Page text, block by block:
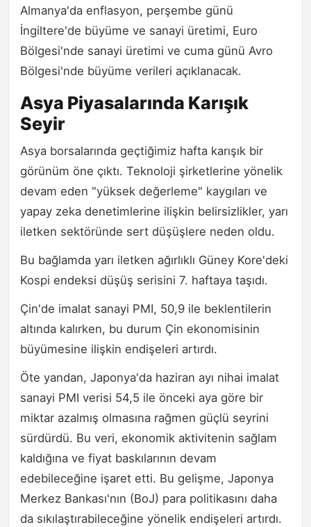
Almanya'da enflasyon, perşembe günü
İngiltere'de büyüme ve sanayi üretimi, Euro
Bölgesi'nde sanayi üretimi ve cuma günü Avro
Bölgesi'nde büyüme verileri açıklanacak.
Asya Piyasalarında Karışık
Seyir
Asya borsalarında geçtiğimiz hafta karışık bir
görünüm öne çıktı. Teknoloji şirketlerine yönelik
devam eden "yüksek değerleme" kaygıları ve
yapay zeka denetimlerine ilişkin belirsizlikler, yarı
iletken sektöründe sert düşüşlere neden oldu.
Bu bağlamda yarı iletken ağırlıklı Güney Kore'deki
Kospi endeksi düşüş serisini 7. haftaya taşıdı.
Çin'de imalat sanayi PMI, 50,9 ile beklentilerin
altında kalırken, bu durum Çin ekonomisinin
büyümesine ilişkin endişeleri artırdı.
Öte yandan, Japonya'da haziran ayı nihai imalat
sanayi PMI verisi 54,5 ile önceki aya göre bir
miktar azalmış olmasına rağmen güçlü seyrini
sürdürdü. Bu veri, ekonomik aktivitenin sağlam
kaldığına ve fiyat baskılarının devam
edebileceğine işaret etti. Bu gelişme, Japonya
Merkez Bankası'nın (BoJ) para politikasını daha
da sıkılaştırabileceğine yönelik endişeleri artırdı.